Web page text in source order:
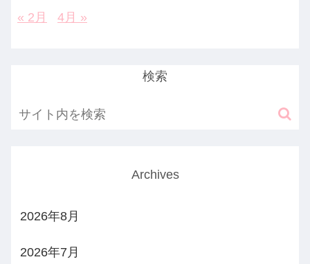
« 2月 4月 »
検索
Archives
2026年8月
2026年7月